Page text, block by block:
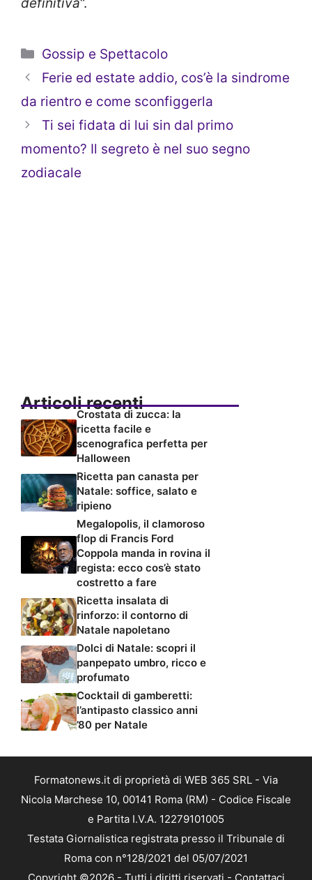
Categorie
Gossip e Spettacolo
Ferie ed estate addio, cos’è la sindrome
da rientro e come sconfiggerla
Ti sei fidata di lui sin dal primo
momento? Il segreto è nel suo segno
zodiacale
Articoli recenti
Crostata di zucca: la
ricetta facile e
scenografica perfetta per
Halloween
Ricetta pan canasta per
Natale: soffice, salato e
ripieno
Megalopolis, il clamoroso
flop di Francis Ford
Coppola manda in rovina il
regista: ecco cos’è stato
costretto a fare
Ricetta insalata di
rinforzo: il contorno di
Natale napoletano
Dolci di Natale: scopri il
panpepato umbro, ricco e
profumato
Cocktail di gamberetti:
l’antipasto classico anni
’80 per Natale
Formatonews.it di proprietà di WEB 365 SRL - Via
Nicola Marchese 10, 00141 Roma (RM) - Codice Fiscale
e Partita I.V.A. 12279101005
Testata Giornalistica registrata presso il Tribunale di
Roma con n°128/2021 del 05/07/2021